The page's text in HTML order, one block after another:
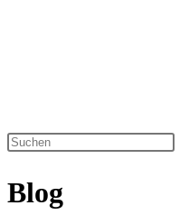
Diese
durchsuchen
Blog